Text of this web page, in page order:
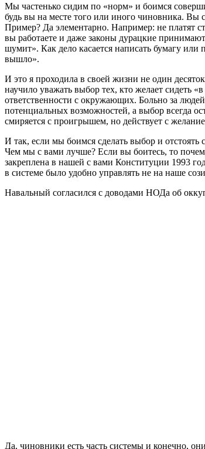
Мы частенько сидим по «норм» и боимся
будь вы на месте того или иного чиновника. Вы
Пример? Да элементарно. Например: не платят
вы работаете и даже законы дурацкие
шумит». Как дело касается написать бумагу или
вышло».
И это я проходила в своей жизни не один
научило уважать выбор тех, кто желает сидеть
ответственности с окружающих. Больно за
потенциальных возможностей, а выбор всегда
смиряется с проигрышем, но действует с
И так, если мы боимся сделать выбор и
Чем мы с вами лучше? Если вы боитесь, то
закреплена в нашей с вами Конституции 1993
в системе было удобно управлять не на наше
Навальный согласился с доводами НОДа об
Да, чиновники есть часть системы и конечно,